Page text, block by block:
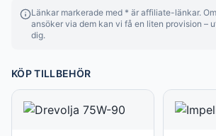
Länkar markerade med * är affiliate-länkar.
ansöker via dem kan vi få en liten provision –
dig.
KÖP TILLBEHÖR